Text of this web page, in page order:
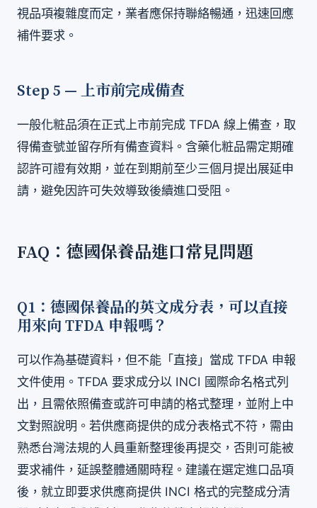
視品項複雜度而定，業者應保持聯絡暢通，迅速回應
補件要求。
Step 5 — 上市前完成備查
一般化粧品須在正式上市前完成 TFDA 線上備查，取
得備查號並留存所有備查資料。含藥化粧品需定期確
認許可證有效期，並在到期前至少三個月提出展延申
請，避免因許可失效導致後續進口受阻。
FAQ：德國保養品進口常見問題
Q1：德國保養品的英文成分表，可以直接
用來向 TFDA 申報嗎？
可以作為基礎資料，但不能「直接」當成 TFDA 申報
文件使用。TFDA 要求成分以 INCI 國際命名格式列
出，且需依照備查或許可申請的格式整理，並附上中
文對照說明。若供應商提供的成分表格式不符，需由
熟悉台灣法規的人員重新整理後再提交，否則可能被
要求補件，延誤整體通關時程。建議在選定進口品項
後，就立即要求供應商提供 INCI 格式的完整成分清